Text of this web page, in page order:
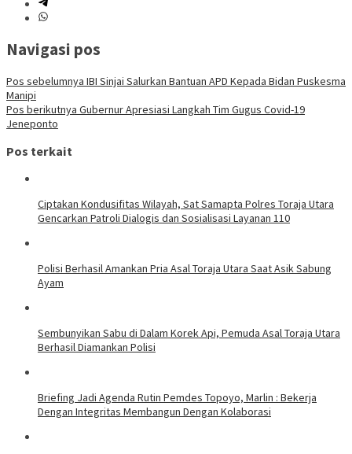
Navigasi pos
Pos sebelumnya IBI Sinjai Salurkan Bantuan APD Kepada Bidan Puskesma
Manipi
Pos berikutnya Gubernur Apresiasi Langkah Tim Gugus Covid-19
Jeneponto
Pos terkait
Ciptakan Kondusifitas Wilayah, Sat Samapta Polres Toraja Utara
Gencarkan Patroli Dialogis dan Sosialisasi Layanan 110
Polisi Berhasil Amankan Pria Asal Toraja Utara Saat Asik Sabung
Ayam
Sembunyikan Sabu di Dalam Korek Api, Pemuda Asal Toraja Utara
Berhasil Diamankan Polisi
Briefing Jadi Agenda Rutin Pemdes Topoyo, Marlin : Bekerja
Dengan Integritas Membangun Dengan Kolaborasi